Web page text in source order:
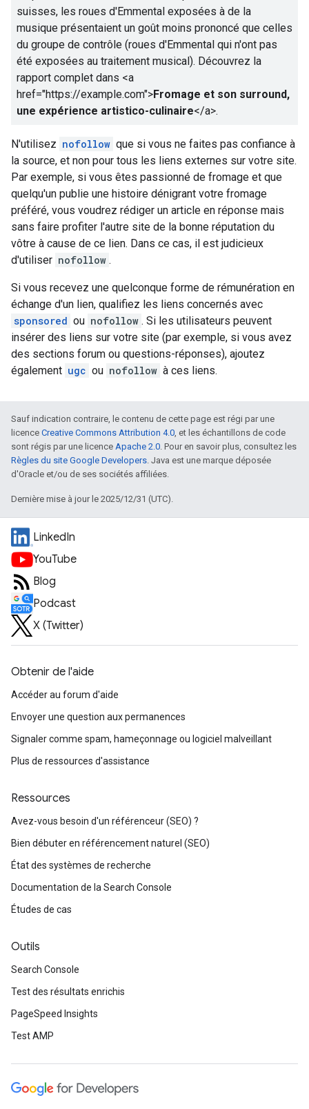
suisses, les roues d'Emmental exposées à de la
musique présentaient un goût moins prononcé que celles
du groupe de contrôle (roues d'Emmental qui n'ont pas
été exposées au traitement musical). Découvrez la
rapport complet dans <a
href="https://example.com">Fromage et son surround,
une expérience artistico-culinaire</a>.
N'utilisez nofollow que si vous ne faites pas confiance à
la source, et non pour tous les liens externes sur votre site.
Par exemple, si vous êtes passionné de fromage et que
quelqu'un publie une histoire dénigrant votre fromage
préféré, vous voudrez rédiger un article en réponse mais
sans faire profiter l'autre site de la bonne réputation du
vôtre à cause de ce lien. Dans ce cas, il est judicieux
d'utiliser nofollow .
Si vous recevez une quelconque forme de rémunération en
échange d'un lien, qualifiez les liens concernés avec
sponsored ou nofollow . Si les utilisateurs peuvent
insérer des liens sur votre site (par exemple, si vous avez
des sections forum ou questions-réponses), ajoutez
également ugc ou nofollow à ces liens.
Sauf indication contraire, le contenu de cette page est régi par une
licence Creative Commons Attribution 4.0, et les échantillons de code
sont régis par une licence Apache 2.0. Pour en savoir plus, consultez les
Règles du site Google Developers. Java est une marque déposée
d'Oracle et/ou de ses sociétés affiliées.
Dernière mise à jour le 2025/12/31 (UTC).
LinkedIn
YouTube
Blog
Podcast
X (Twitter)
Obtenir de l'aide
Accéder au forum d'aide
Envoyer une question aux permanences
Signaler comme spam, hameçonnage ou logiciel malveillant
Plus de ressources d'assistance
Ressources
Avez-vous besoin d'un référenceur (SEO) ?
Bien débuter en référencement naturel (SEO)
État des systèmes de recherche
Documentation de la Search Console
Études de cas
Outils
Search Console
Test des résultats enrichis
PageSpeed Insights
Test AMP